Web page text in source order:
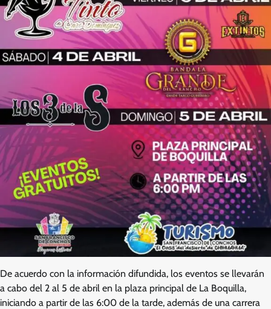
De acuerdo con la información difundida, los eventos se llevarán
a cabo del 2 al 5 de abril en la plaza principal de La Boquilla,
iniciando a partir de las 6:00 de la tarde, además de una carrera